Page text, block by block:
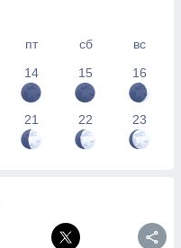
пт сб
вс
14 15 16
21 22 23